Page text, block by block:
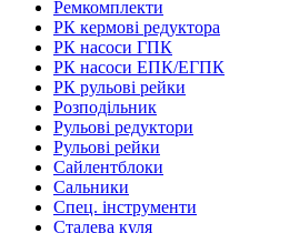
Ремкомплекти
РК кермові редуктора
РК насоси ГПК
РК насоси ЕПК/ЕГПК
РК рульові рейки
Розподільник
Рульові редуктори
Рульові рейки
Сайлентблоки
Сальники
Спец. інструменти
Сталева куля